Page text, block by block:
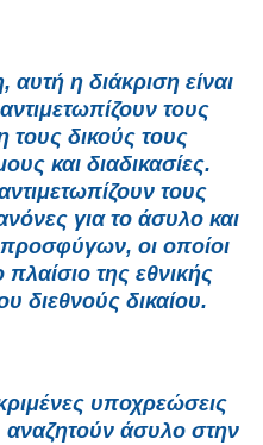
η διάκριση είναι
τους
τους δικούς τους
και διαδικασίες.
τους
για το άσυλο και
οι οποίοι
πλαίσιο της εθνικής
διεθνούς δικαίου.
υποχρεώσεις
άσυλο στην